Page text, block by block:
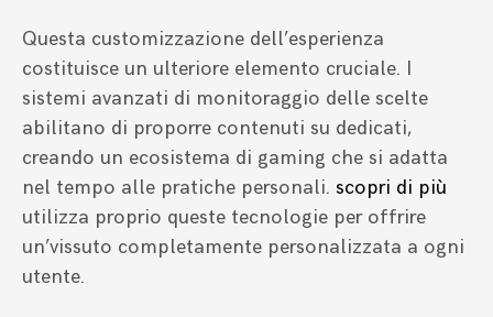
Questa customizzazione dell’esperienza
costituisce un ulteriore elemento cruciale. I
sistemi avanzati di monitoraggio delle scelte
abilitano di proporre contenuti su dedicati,
creando un ecosistema di gaming che si adatta
nel tempo alle pratiche personali. scopri di più
utilizza proprio queste tecnologie per offrire
un’vissuto completamente personalizzata a ogni
utente.